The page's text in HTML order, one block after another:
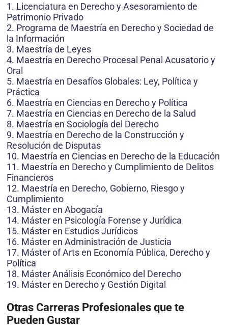
1. Licenciatura en Derecho y Asesoramiento de
Patrimonio Privado
2. Programa de Maestría en Derecho y Sociedad de
la Información
3. Maestría de Leyes
4. Maestría en Derecho Procesal Penal Acusatorio y
Oral
5. Maestría en Desafíos Globales: Ley, Política y
Práctica
6. Maestría en Ciencias en Derecho y Política
7. Maestría en Ciencias en Derecho de la Salud
8. Maestría en Sociología del Derecho
9. Maestría en Derecho de la Construcción y
Resolución de Disputas
10. Maestría en Ciencias en Derecho de la Educación
11. Maestría en Derecho y Cumplimiento de Delitos
Financieros
12. Maestría en Derecho, Gobierno, Riesgo y
Cumplimiento
13. Máster en Abogacía
14. Máster en Psicología Forense y Jurídica
15. Máster en Estudios Jurídicos
16. Máster en Administración de Justicia
17. Máster of Arts en Economía Pública, Derecho y
Política
18. Máster Análisis Económico del Derecho
19. Máster en Derecho y Gestión Digital
Otras Carreras Profesionales que te
Pueden Gustar